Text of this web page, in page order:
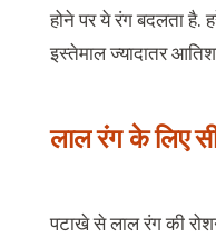
होने पर ये रंग बदलता है.
इस्तेमाल ज्यादातर
लाल रंग के लिए
पटाखे से लाल रंग की